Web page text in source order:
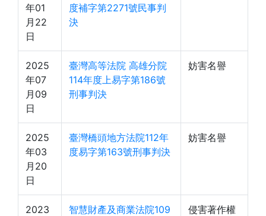
年01
月22
日
度補字第2271號民事判
決
2025
年07
月09
日
臺灣高等法院 高雄分院
114年度上易字第186號
刑事判決
妨害名譽
2025
年03
月20
日
臺灣橋頭地方法院112年
度易字第163號刑事判決
妨害名譽
2023
智慧財產及商業法院109
侵害著作權